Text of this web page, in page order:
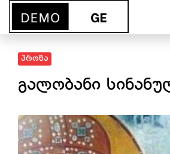
პროზა
გალობანი